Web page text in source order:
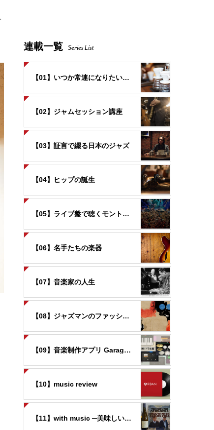
連載一覧 Series List
【01】いつか常連になりたいお店
【02】ジャムセッション講座
【03】証言で綴る日本のジャズ
【04】ヒップの誕生
【05】ライブ盤で聴くモントルー
【06】名手たちの楽器
【07】音楽家の人生
【08】ジャズマンのファッション
【09】音楽制作アプリ GarageBandの世界
【10】music review
【11】with music ─美味しいお酒と音楽と─